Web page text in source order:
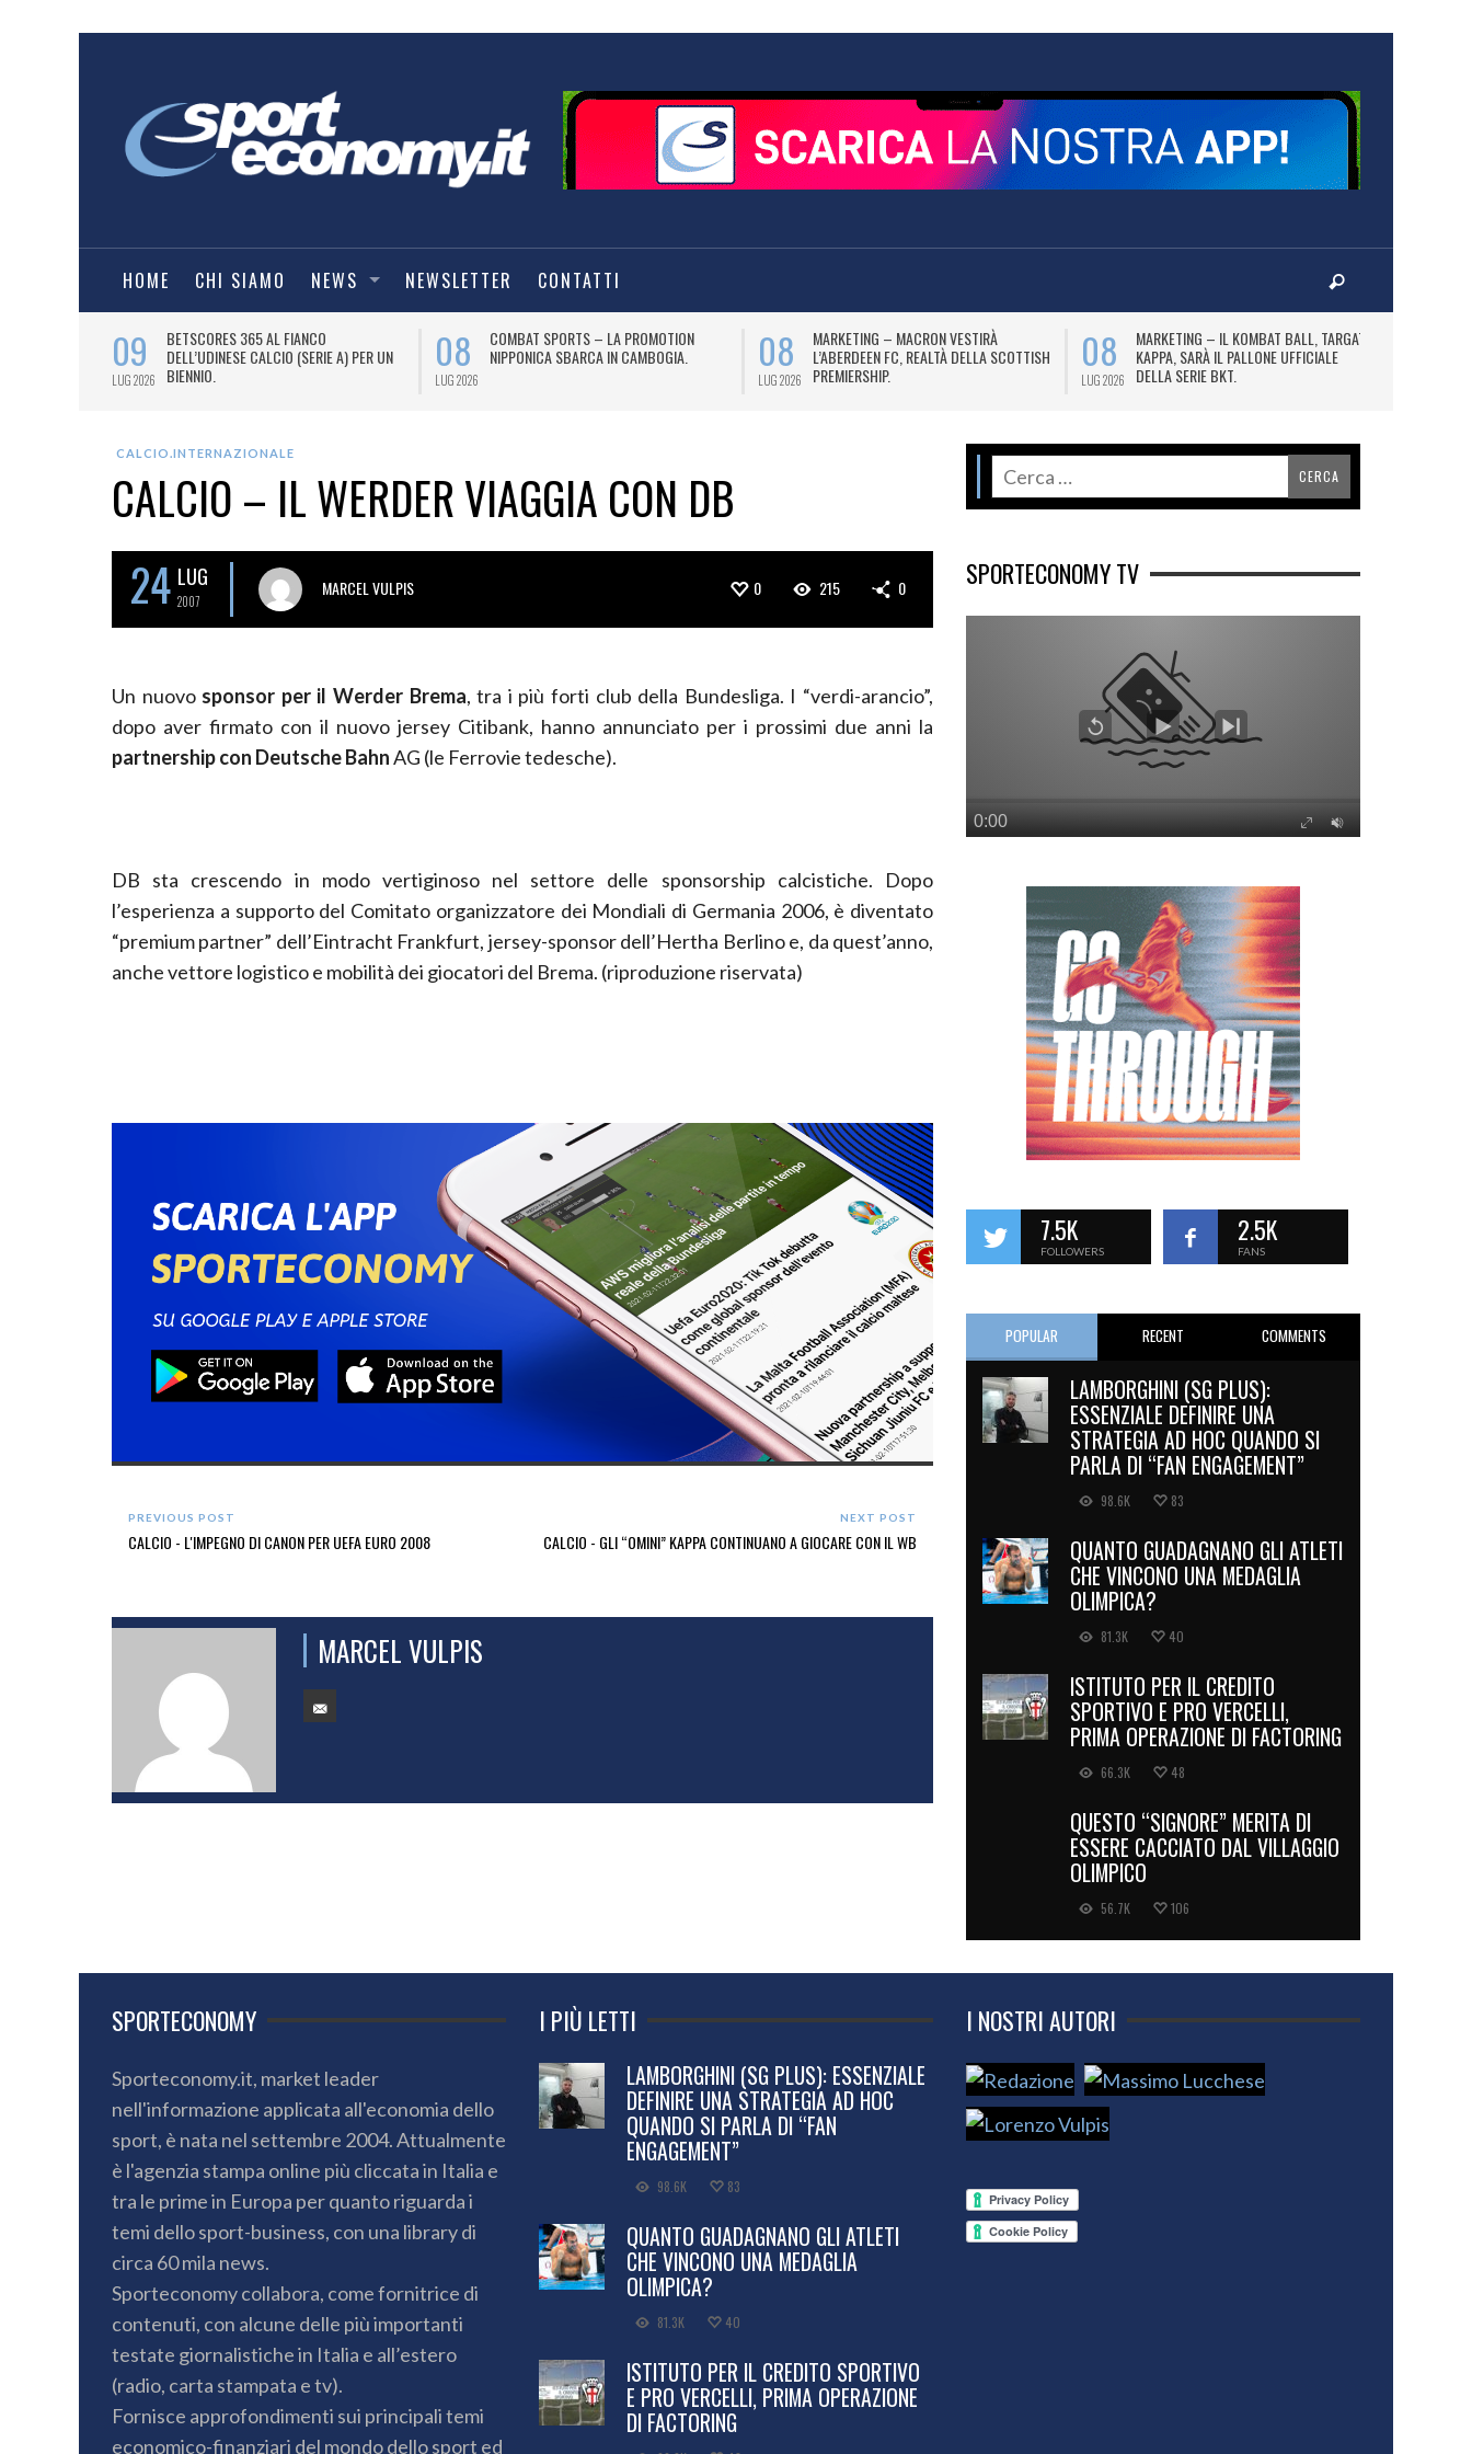
HOME CHI SIAMO NEWS NEWSLETTER CONTATTI
09
LUG 2026
BETSCORES 365 AL FIANCO
DELL’UDINESE CALCIO (SERIE A) PER UN
BIENNIO.
08
LUG 2026
COMBAT SPORTS – LA PROMOTION
NIPPONICA SBARCA IN CAMBOGIA.
08
LUG 2026
MARKETING – MACRON VESTIRÀ
L’ABERDEEN FC, REALTÀ DELLA SCOTTISH
PREMIERSHIP.
08
LUG 2026
MARKETING – IL KOMBAT BALL, TARGATO
KAPPA, SARÀ IL PALLONE UFFICIALE
DELLA SERIE BKT.
CALCIO.INTERNAZIONALE
CALCIO – IL WERDER VIAGGIA CON DB
24 LUG
2007
MARCEL VULPIS 0 215 0
Un nuovo sponsor per il Werder Brema, tra i più forti club della Bundesliga. I “verdi-arancio”,
dopo aver firmato con il nuovo jersey Citibank, hanno annunciato per i prossimi due anni la
partnership con Deutsche BahnAG (le Ferrovie tedesche).
DB sta crescendo in modo vertiginoso nel settore delle sponsorship calcistiche. Dopo
l’esperienza a supporto del Comitato organizzatore dei Mondiali di Germania 2006, è diventato
“premium partner” dell’Eintracht Frankfurt, jersey-sponsor dell’Hertha Berlino e, da quest’anno,
anche vettore logistico e mobilità dei giocatori del Brema. (riproduzione riservata)
PREVIOUS POST
CALCIO - L'IMPEGNO DI CANON PER UEFA EURO 2008
NEXT POST
CALCIO - GLI “OMINI” KAPPA CONTINUANO A GIOCARE CON IL WB
MARCEL VULPIS
SPORTECONOMY TV
7.5K
FOLLOWERS
2.5K
FANS
POPULAR RECENT COMMENTS
LAMBORGHINI (SG PLUS):
ESSENZIALE DEFINIRE UNA
STRATEGIA AD HOC QUANDO SI
PARLA DI “FAN ENGAGEMENT”
98.6K 83
QUANTO GUADAGNANO GLI ATLETI
CHE VINCONO UNA MEDAGLIA
OLIMPICA?
81.3K 40
ISTITUTO PER IL CREDITO
SPORTIVO E PRO VERCELLI,
PRIMA OPERAZIONE DI FACTORING
66.3K 48
QUESTO “SIGNORE” MERITA DI
ESSERE CACCIATO DAL VILLAGGIO
OLIMPICO
56.7K 106
SPORTECONOMY
Sporteconomy.it, market leader
nell'informazione applicata all'economia dello
sport, è nata nel settembre 2004. Attualmente
è l'agenzia stampa online più cliccata in Italia e
tra le prime in Europa per quanto riguarda i
temi dello sport-business, con una library di
circa 60 mila news.
Sporteconomy collabora, come fornitrice di
contenuti, con alcune delle più importanti
testate giornalistiche in Italia e all’estero
(radio, carta stampata e tv).
Fornisce approfondimenti sui principali temi
economico-finanziari del mondo dello sport ed
I PIÙ LETTI
LAMBORGHINI (SG PLUS): ESSENZIALE
DEFINIRE UNA STRATEGIA AD HOC
QUANDO SI PARLA DI “FAN
ENGAGEMENT”
98.6K 83
QUANTO GUADAGNANO GLI ATLETI
CHE VINCONO UNA MEDAGLIA
OLIMPICA?
81.3K 40
ISTITUTO PER IL CREDITO SPORTIVO
E PRO VERCELLI, PRIMA OPERAZIONE
DI FACTORING
I NOSTRI AUTORI